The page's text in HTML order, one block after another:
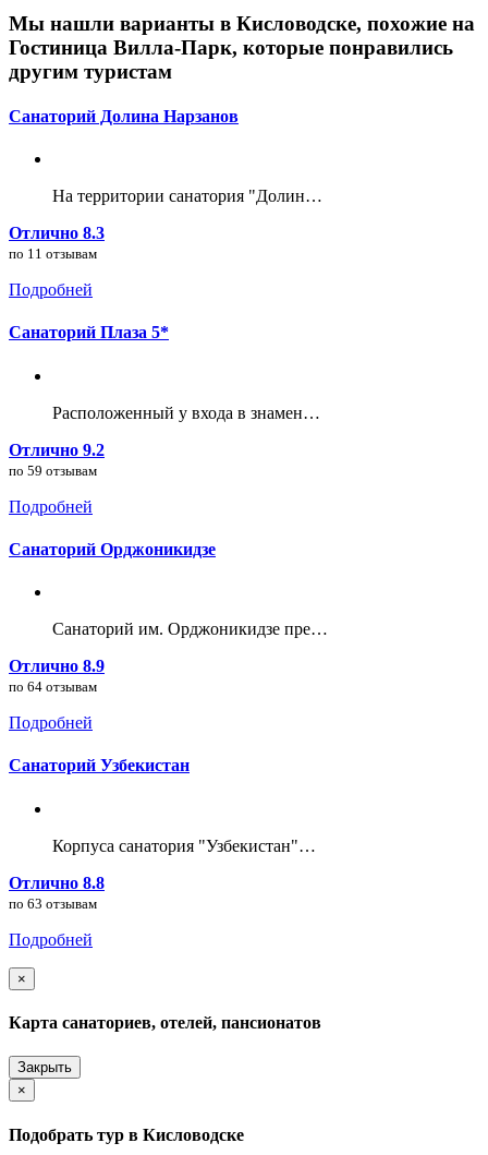
Мы нашли варианты в Кисловодске, похожие на
Гостиница Вилла-Парк, которые понравились
другим туристам
Санаторий Долина Нарзанов
На территории санатория "Долин…
Отлично 8.3
по 11 отзывам
Подробней
Санаторий Плаза 5*
Расположенный у входа в знамен…
Отлично 9.2
по 59 отзывам
Подробней
Санаторий Орджоникидзе
Санаторий им. Орджоникидзе пре…
Отлично 8.9
по 64 отзывам
Подробней
Санаторий Узбекистан
Корпуса санатория "Узбекистан"…
Отлично 8.8
по 63 отзывам
Подробней
×
Карта санаториев, отелей, пансионатов
Закрыть
×
Подобрать тур в Кисловодске